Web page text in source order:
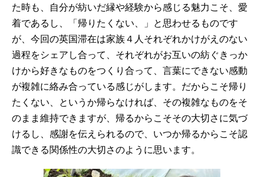
た時も、自分が紡いだ縁や経験から感じる魅力こそ、愛
着であるし、「帰りたくない、」と思わせるものです
が、今回の英国滞在は家族４人それぞれかけがえのない
過程をシェアし合って、それぞれがお互いの紡ぐきっか
けから好きなものをつくり合って、言葉にできない感動
が複雑に絡み合っている感じがします。だからこそ帰り
たくない、というか帰らなければ、その複雑なものをそ
のまま維持できますが、帰るからこそその大切さに気づ
けるし、感謝を伝えられるので、いつか帰るからこそ認
識できる関係性の大切さのように思います。